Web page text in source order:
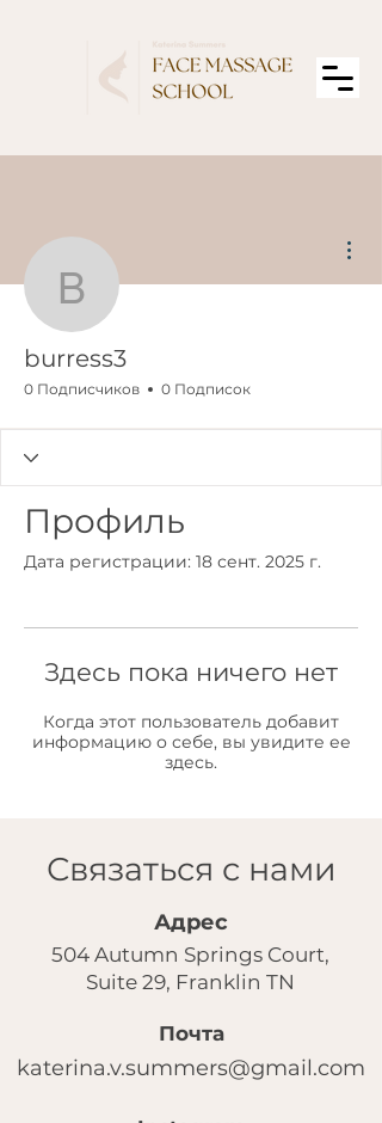
burress3
burress3
0 Подписчиков 0 Подписок
Профиль
Дата регистрации: 18 сент. 2025 г.
Здесь пока ничего нет
Когда этот пользователь добавит
информацию о себе, вы увидите ее
здесь.
Связаться с нами
Адрес
504 Autumn Springs Court,
Suite 29, Franklin TN
Почта
katerina.v.summers@gmail.com